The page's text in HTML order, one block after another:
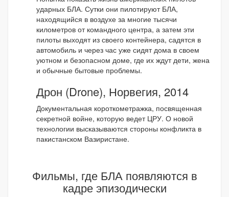
ударных БЛА. Сутки они пилотируют БЛА,
находящийся в воздухе за многие тысячи
километров от командного центра, а затем эти
пилоты выходят из своего контейнера, садятся в
автомобиль и через час уже сидят дома в своем
уютном и безопасном доме, где их ждут дети, жена
и обычные бытовые проблемы.
Дрон (Drone), Норвегия, 2014
Документальная короткометражка, посвященная
секретной войне, которую ведет ЦРУ. О новой
технологии высказываются стороны конфликта в
пакистанском Вазиристане.
Фильмы, где БЛА появляются в
кадре эпизодически